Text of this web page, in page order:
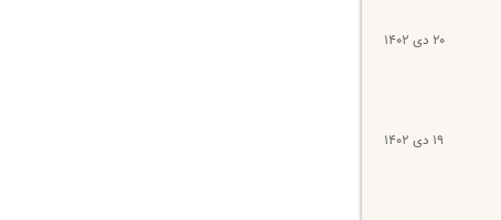
۲۰ دی ۱۴۰۲
۱۹ دی ۱۴۰۲